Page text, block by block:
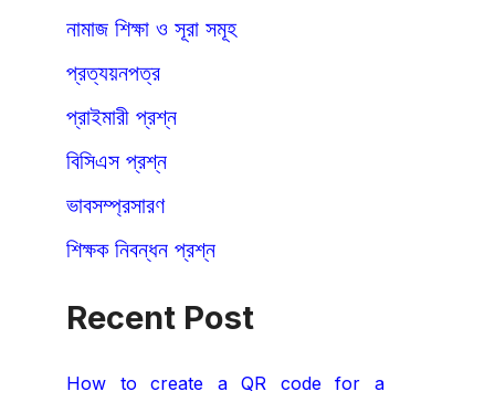
নামাজ শিক্ষা ও সূরা সমূহ
প্রত্যয়নপত্র
প্রাইমারী প্রশ্ন
বিসিএস প্রশ্ন
ভাবসম্প্রসারণ
শিক্ষক নিবন্ধন প্রশ্ন
Recent Post
How to create a QR code for a